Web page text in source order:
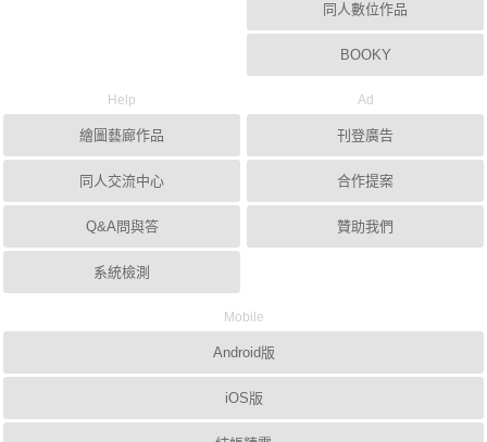
同人數位作品
BOOKY
Help
繪圖藝廊作品
同人交流中心
Q&A問與答
系統檢測
Ad
刊登廣告
合作提案
贊助我們
Mobile
Android版
iOS版